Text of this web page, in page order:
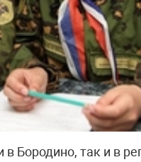
Бородино, так и в